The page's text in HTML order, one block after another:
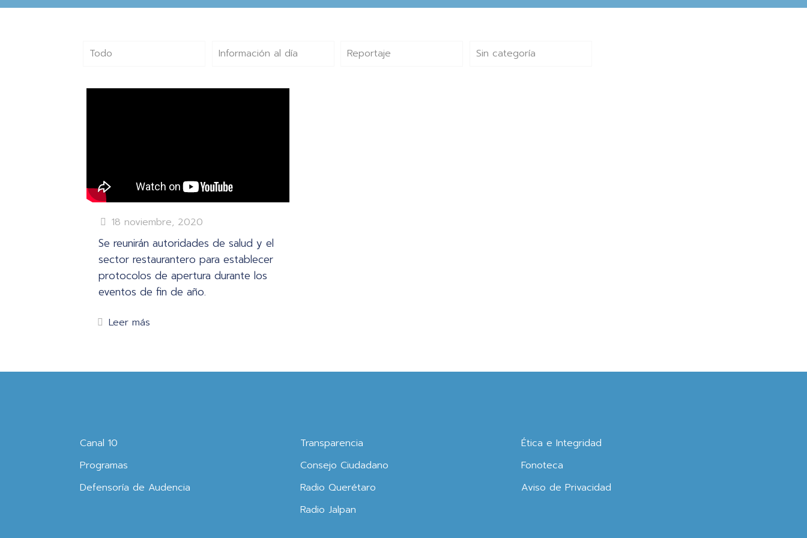
Todo Información al día Reportaje Sin categoría
18 noviembre, 2020
Se reunirán autoridades de salud y el
sector restaurantero para establecer
protocolos de apertura durante los
eventos de fin de año.
Leer más
Canal 10
Programas
Defensoría de Audencia
Transparencia
Consejo Ciudadano
Radio Querétaro
Radio Jalpan
Ética e Integridad
Fonoteca
Aviso de Privacidad